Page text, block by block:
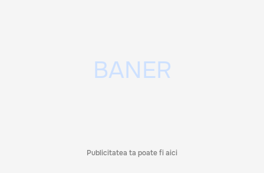
Publicitatea ta poate fi aici